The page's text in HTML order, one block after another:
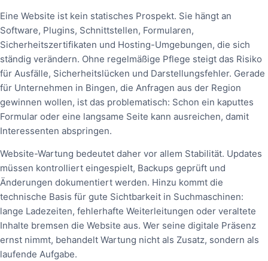
Eine Website ist kein statisches Prospekt. Sie hängt an
Software, Plugins, Schnittstellen, Formularen,
Sicherheitszertifikaten und Hosting-Umgebungen, die sich
ständig verändern. Ohne regelmäßige Pflege steigt das Risiko
für Ausfälle, Sicherheitslücken und Darstellungsfehler. Gerade
für Unternehmen in Bingen, die Anfragen aus der Region
gewinnen wollen, ist das problematisch: Schon ein kaputtes
Formular oder eine langsame Seite kann ausreichen, damit
Interessenten abspringen.
Website-Wartung bedeutet daher vor allem Stabilität. Updates
müssen kontrolliert eingespielt, Backups geprüft und
Änderungen dokumentiert werden. Hinzu kommt die
technische Basis für gute Sichtbarkeit in Suchmaschinen:
lange Ladezeiten, fehlerhafte Weiterleitungen oder veraltete
Inhalte bremsen die Website aus. Wer seine digitale Präsenz
ernst nimmt, behandelt Wartung nicht als Zusatz, sondern als
laufende Aufgabe.